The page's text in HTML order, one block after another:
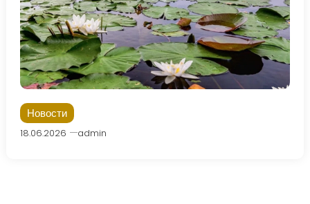
Новости
18.06.2026 admin